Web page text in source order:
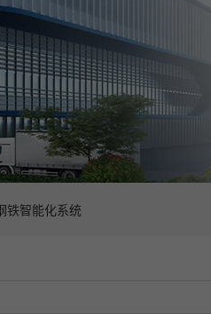
铁智能化系统